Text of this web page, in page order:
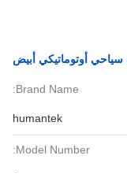
سياحي أوتوماتيكي أبيض
Brand Name:
humantek
Model Number: